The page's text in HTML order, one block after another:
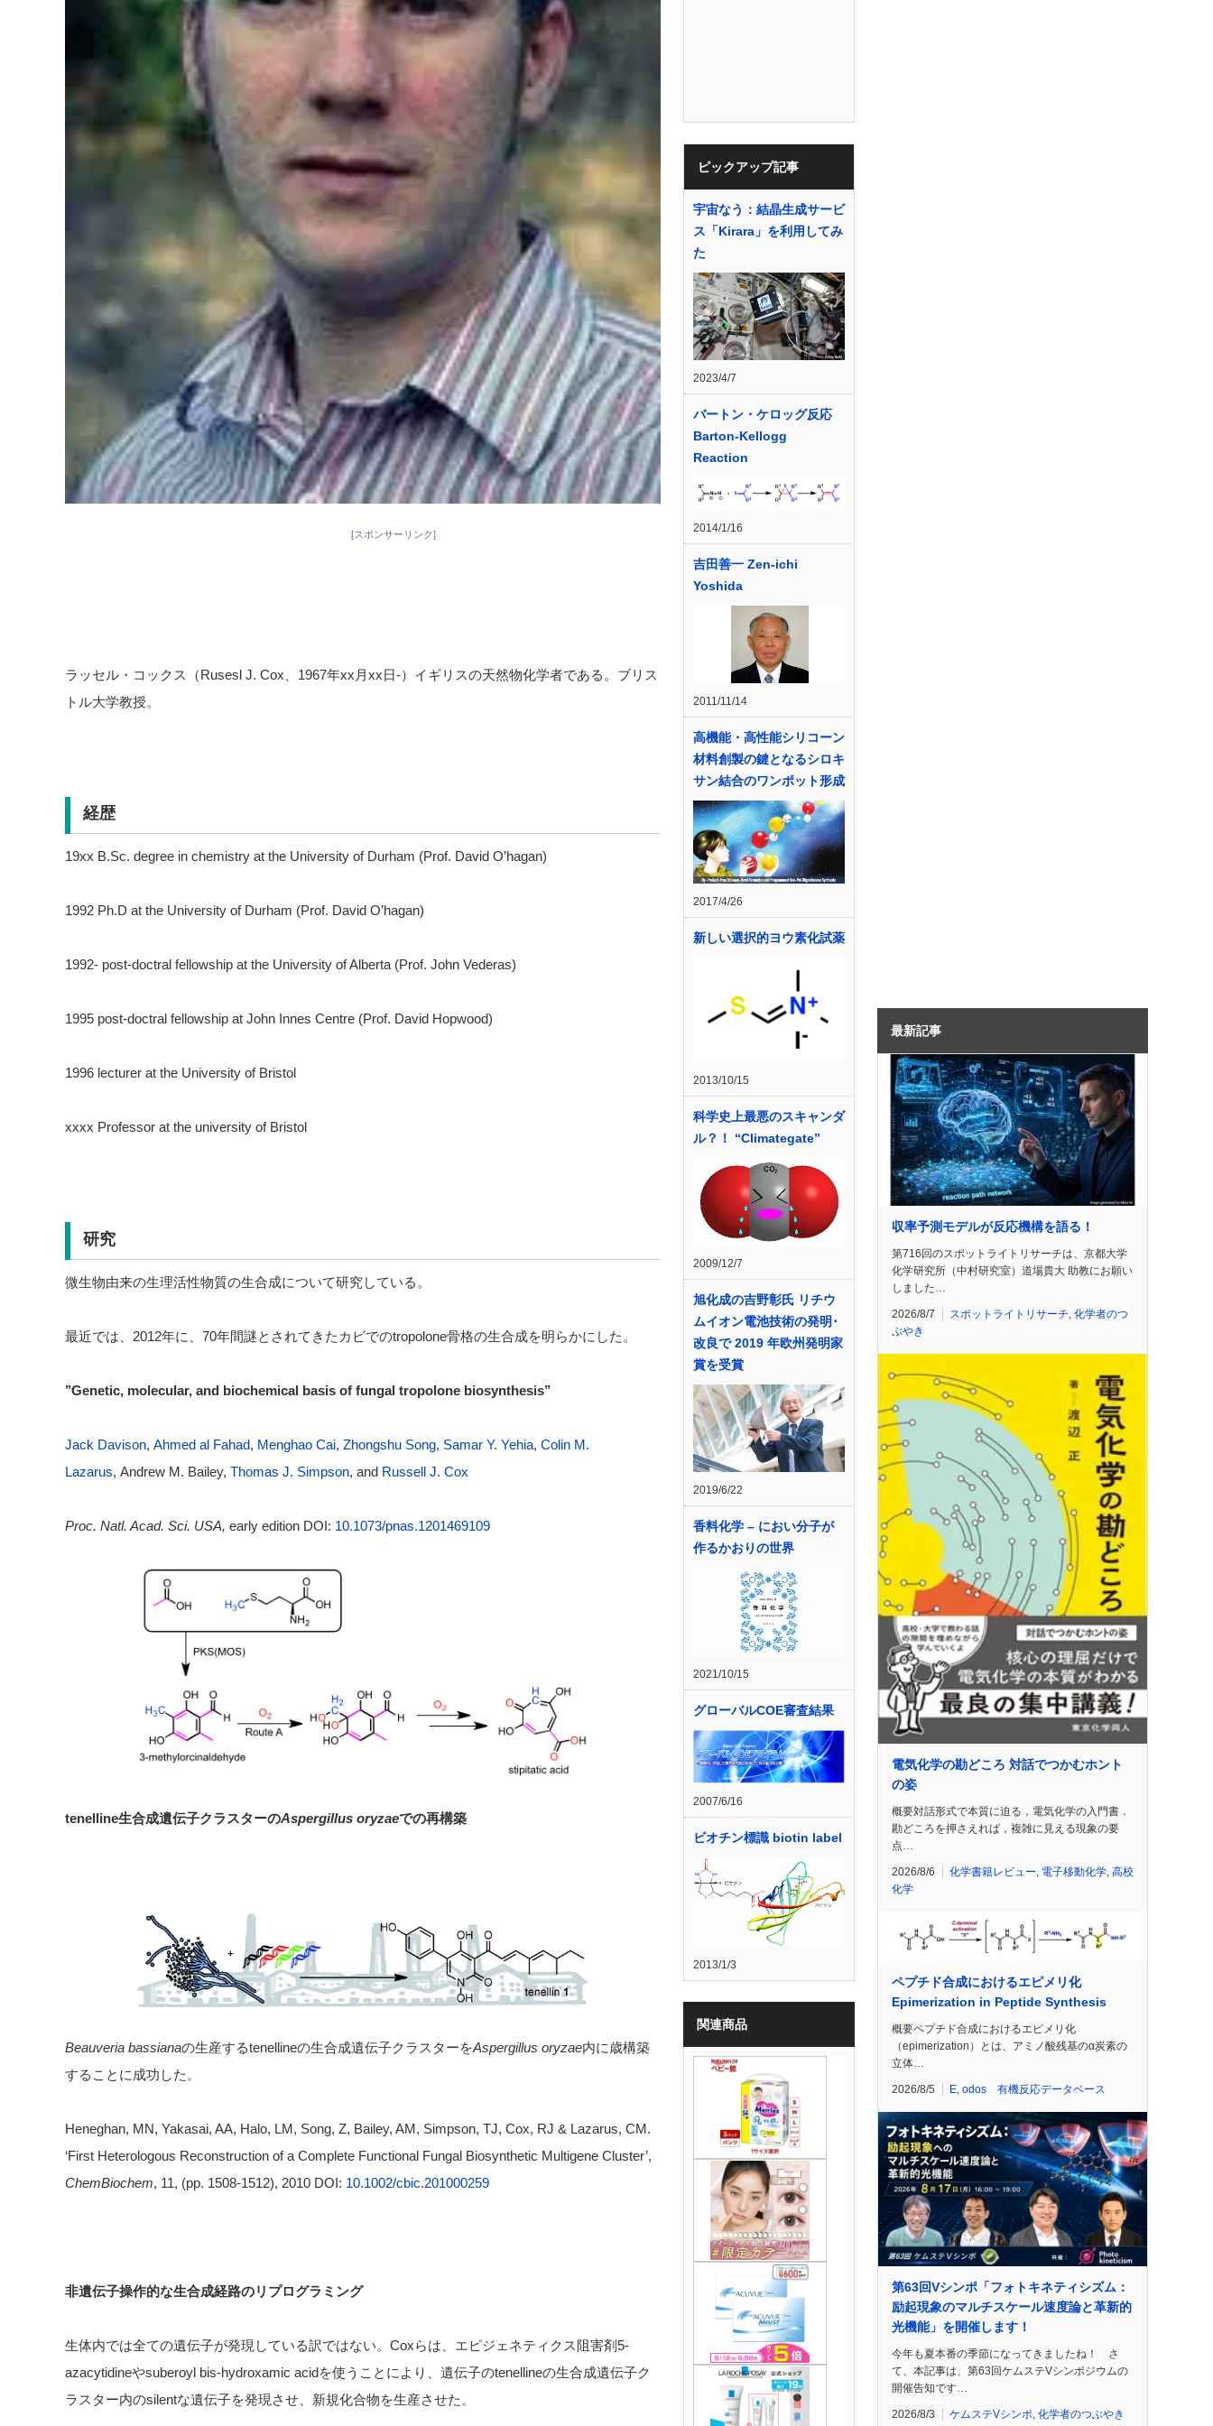
[スポンサーリンク]
ラッセル・コックス（Rusesl J. Cox、1967年xx月xx日-）イギリスの天然物化学者である。ブリス
トル大学教授。
経歴
19xx B.Sc. degree in chemistry at the University of Durham (Prof. David O’hagan)
1992 Ph.D at the University of Durham (Prof. David O’hagan)
1992- post-doctral fellowship at the University of Alberta (Prof. John Vederas)
1995 post-doctral fellowship at John Innes Centre (Prof. David Hopwood)
1996 lecturer at the University of Bristol
xxxx Professor at the university of Bristol
研究
微生物由来の生理活性物質の生合成について研究している。
最近では、2012年に、70年間謎とされてきたカビでのtropolone骨格の生合成を明らかにした。
’’Genetic, molecular, and biochemical basis of fungal tropolone biosynthesis’’
Jack Davison, Ahmed al Fahad, Menghao Cai, Zhongshu Song, Samar Y. Yehia, Colin M.
Lazarus, Andrew M. Bailey, Thomas J. Simpson, and Russell J. Cox
Proc. Natl. Acad. Sci. USA, early edition DOI: 10.1073/pnas.1201469109
tenelline生合成遺伝子クラスターのAspergillus oryzaeでの再構築
Beauveria bassianaの生産するtenellineの生合成遺伝子クラスターをAspergillus oryzae内に歳構築
することに成功した。
Heneghan, MN, Yakasai, AA, Halo, LM, Song, Z, Bailey, AM, Simpson, TJ, Cox, RJ & Lazarus, CM.
‘First Heterologous Reconstruction of a Complete Functional Fungal Biosynthetic Multigene Cluster’,
ChemBiochem, 11, (pp. 1508-1512), 2010 DOI: 10.1002/cbic.201000259
非遺伝子操作的な生合成経路のリプログラミング
生体内では全ての遺伝子が発現している訳ではない。Coxらは、エピジェネティクス阻害剤5-
azacytidineやsuberoyl bis-hydroxamic acidを使うことにより、遺伝子のtenellineの生合成遺伝子ク
ラスター内のsilentな遺伝子を発現させ、新規化合物を生産させた。
ピックアップ記事
宇宙なう：結晶生成サービ
ス「Kirara」を利用してみ
た
2023/4/7
バートン・ケロッグ反応
Barton-Kellogg
Reaction
2014/1/16
吉田善一 Zen-ichi
Yoshida
2011/11/14
高機能・高性能シリコーン
材料創製の鍵となるシロキ
サン結合のワンポット形成
2017/4/26
新しい選択的ヨウ素化試薬
2013/10/15
科学史上最悪のスキャンダ
ル？！ “Climategate”
2009/12/7
旭化成の吉野彰氏 リチウ
ムイオン電池技術の発明･
改良で 2019 年欧州発明家
賞を受賞
2019/6/22
香料化学 – におい分子が
作るかおりの世界
2021/10/15
グローバルCOE審査結果
2007/6/16
ビオチン標識 biotin label
2013/1/3
関連商品
最新記事
収率予測モデルが反応機構を語る！
第716回のスポットライトリサーチは、京都大学
化学研究所（中村研究室）道場貴大 助教にお願い
しました…
2026/8/7 スポットライトリサーチ 化学者のつ
ぶやき
電気化学の勘どころ 対話でつかむホント
の姿
概要対話形式で本質に迫る，電気化学の入門書．
勘どころを押さえれば，複雑に見える現象の要
点…
2026/8/6 化学書籍レビュー 電子移動化学 高校
化学
ペプチド合成におけるエピメリ化
Epimerization in Peptide Synthesis
概要ペプチド合成におけるエピメリ化
（epimerization）とは、アミノ酸残基のα炭素の
立体…
2026/8/5 E odos 有機反応データベース
第63回Vシンポ「フォトキネティシズム：
励起現象のマルチスケール速度論と革新的
光機能」を開催します！
今年も夏本番の季節になってきましたね！ さ
て、本記事は、第63回ケムステVシンポジウムの
開催告知です…
2026/8/3 ケムステVシンポ, 化学者のつぶやき